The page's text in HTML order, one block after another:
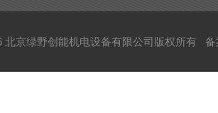
北京绿野创能机电设备有限公司版权所有 备